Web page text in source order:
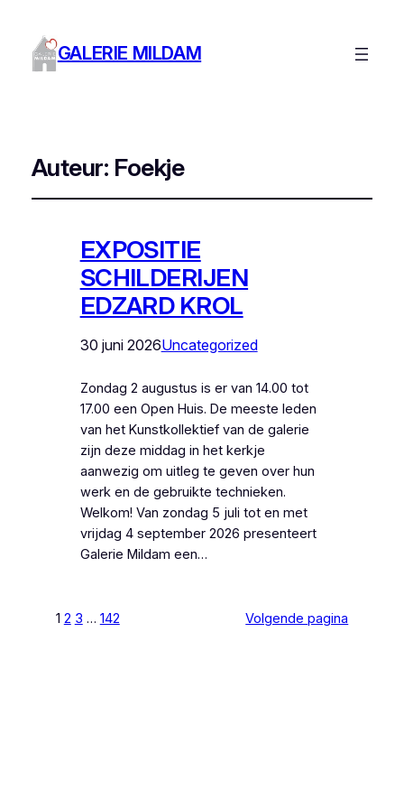
GALERIE MILDAM
Auteur: Foekje
EXPOSITIE
SCHILDERIJEN
EDZARD KROL
30 juni 2026Uncategorized
Zondag 2 augustus is er van 14.00 tot
17.00 een Open Huis. De meeste leden
van het Kunstkollektief van de galerie
zijn deze middag in het kerkje
aanwezig om uitleg te geven over hun
werk en de gebruikte technieken.
Welkom! Van zondag 5 juli tot en met
vrijdag 4 september 2026 presenteert
Galerie Mildam een…
1 2 3 … 142 Volgende pagina